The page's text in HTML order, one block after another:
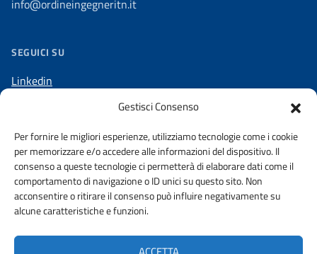
Gestisci Consenso
Per fornire le migliori esperienze, utilizziamo tecnologie come i cookie
per memorizzare e/o accedere alle informazioni del dispositivo. Il
consenso a queste tecnologie ci permetterà di elaborare dati come il
comportamento di navigazione o ID unici su questo sito. Non
acconsentire o ritirare il consenso può influire negativamente su
alcune caratteristiche e funzioni.
info@ordineingegneritn.it
SEGUICI SU
Linkedin
AMMINISTRAZIONE TRASPARENTE
DICHIARAZIONE DI ACCESSIBILITA’ PRIVACY POLICY